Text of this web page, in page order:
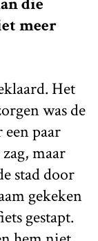
meer
Het
was de
paar
maar
stad door
gekeken
gestapt.